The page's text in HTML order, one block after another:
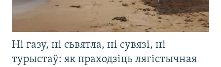
Ні газу, ні сьвятла, ні сувязі, ні
турыстаў: як праходзіць лягістычная